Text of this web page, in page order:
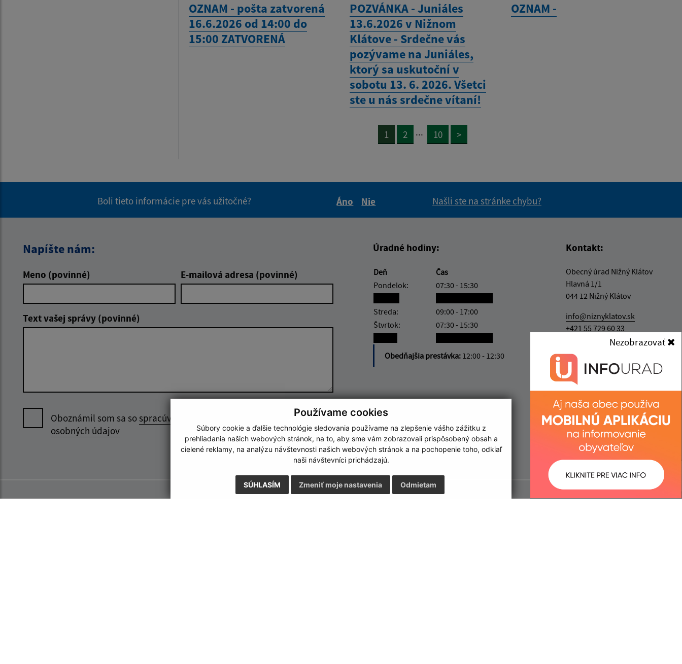
Používame cookies
Súbory cookie a ďalšie technológie sledovania používame na zlepšenie vášho zážitku z
prehliadania našich webových stránok, na to, aby sme vám zobrazovali prispôsobený obsah a
cielené reklamy, na analýzu návštevnosti našich webových stránok a na pochopenie toho, odkiaľ
naši návštevníci prichádzajú.
SÚHLASÍM Odmietam
Zmeniť moje nastavenia
Nezobrazovať
OZNAM - pošta zatvorená
16.6.2026 od 14:00 do
15:00 ZATVORENÁ
POZVÁNKA - Juniáles
13.6.2026 v Nižnom
Klátove - Srdečne vás
pozývame na Juniáles,
ktorý sa uskutoční v
sobotu 13. 6. 2026. Všetci
ste u nás srdečne vítaní!
OZNAM -
1 2 ... 10 >
Boli tieto informácie pre vás užitočné?
Áno
Nie
Našli ste na stránke chybu?
Napíšte nám:
Meno (povinné) E-mailová adresa (povinné)
Text vašej správy (povinné)
Oboznámil som sa sospracúvaním
osobných údajov
Google reCaptcha Response
Odoslať správu
Úradné hodiny:
Deň
Čas
Pondelok:
07:30 - 15:30
Streda:
09:00 - 17:00
Štvrtok:
07:30 - 15:30
Obedňajšia prestávka: 12:00 - 12:30
Kontakt:
Obecný úrad Nižný Klátov
Hlavná 1/1
044 12 Nižný Klátov
info@niznyklatov.sk
+421 55 729 60 33
IČO: 00324507